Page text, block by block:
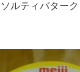
ルティバター